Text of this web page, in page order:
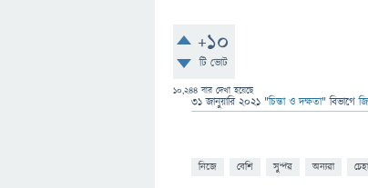
+10
টি ভোট
10,244 বার দেখা হয়েছে
31 জানুয়ারি 2021 "চিন্তা ও দক্ষতা" বিভাগে
নিজে বেশি সুন্দর অন্যরা